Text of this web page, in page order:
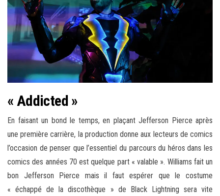
« Addicted »
En faisant un bond le temps, en plaçant Jefferson Pierce après
une première carrière, la production donne aux lecteurs de comics
l’occasion de penser que l’essentiel du parcours du héros dans les
comics des années 70 est quelque part « valable ». Williams fait un
bon Jefferson Pierce mais il faut espérer que le costume
« échappé de la discothèque » de Black Lightning sera vite